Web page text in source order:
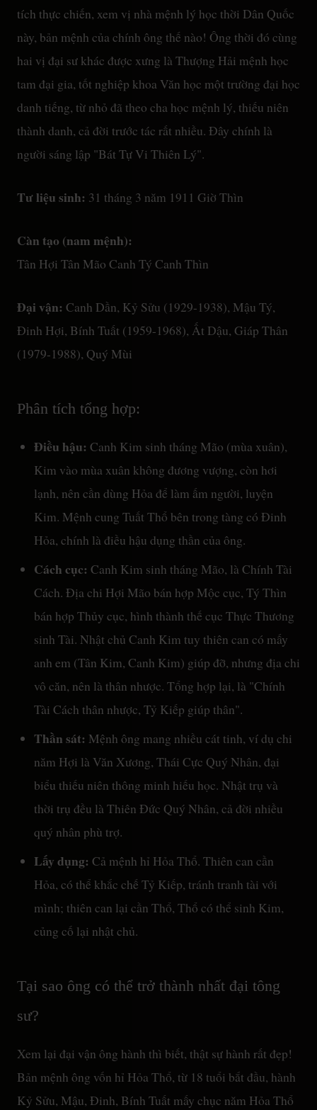
tích thực chiến, xem vị nhà mệnh lý học thời Dân Quốc
này, bản mệnh của chính ông thế nào! Ông thời đó cùng
hai vị đại sư khác được xưng là Thượng Hải mệnh học
tam đại gia, tốt nghiệp khoa Văn học một trường đại học
danh tiếng, từ nhỏ đã theo cha học mệnh lý, thiếu niên
thành danh, cả đời trước tác rất nhiều. Đây chính là
người sáng lập "Bát Tự Vi Thiên Lý".
Tư liệu sinh: 31 tháng 3 năm 1911 Giờ Thìn
Càn tạo (nam mệnh):
Tân Hợi Tân Mão Canh Tý Canh Thìn
Đại vận: Canh Dần, Kỷ Sửu (1929-1938), Mậu Tý,
Đinh Hợi, Bính Tuất (1959-1968), Ất Dậu, Giáp Thân
(1979-1988), Quý Mùi
Phân tích tổng hợp:
Điều hậu: Canh Kim sinh tháng Mão (mùa xuân),
Kim vào mùa xuân không đương vượng, còn hơi
lạnh, nên cần dùng Hỏa để làm ấm người, luyện
Kim. Mệnh cung Tuất Thổ bên trong tàng có Đinh
Hỏa, chính là điều hậu dụng thần của ông.
Cách cục: Canh Kim sinh tháng Mão, là Chính Tài
Cách. Địa chi Hợi Mão bán hợp Mộc cục, Tý Thìn
bán hợp Thủy cục, hình thành thế cục Thực Thương
sinh Tài. Nhật chủ Canh Kim tuy thiên can có mấy
anh em (Tân Kim, Canh Kim) giúp đỡ, nhưng địa chi
vô căn, nên là thân nhược. Tổng hợp lại, là "Chính
Tài Cách thân nhược, Tỷ Kiếp giúp thân".
Thần sát: Mệnh ông mang nhiều cát tinh, ví dụ chi
năm Hợi là Văn Xương, Thái Cực Quý Nhân, đại
biểu thiếu niên thông minh hiếu học. Nhật trụ và
thời trụ đều là Thiên Đức Quý Nhân, cả đời nhiều
quý nhân phù trợ.
Lấy dụng: Cả mệnh hỉ Hỏa Thổ. Thiên can cần
Hỏa, có thể khắc chế Tỷ Kiếp, tránh tranh tài với
mình; thiên can lại cần Thổ, Thổ có thể sinh Kim,
củng cố lại nhật chủ.
Tại sao ông có thể trở thành nhất đại tông
sư?
Xem lại đại vận ông hành thì biết, thật sự hành rất đẹp!
Bản mệnh ông vốn hỉ Hỏa Thổ, từ 18 tuổi bắt đầu, hành
Kỷ Sửu, Mậu, Đinh, Bính Tuất mấy chục năm Hỏa Thổ